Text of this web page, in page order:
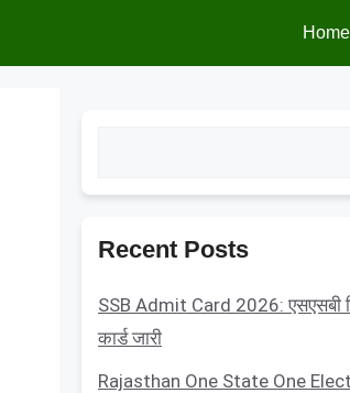
Home
Recent Posts
SSB Admit Card 2026: एसएसबी
कार्ड जारी
Rajasthan One State One